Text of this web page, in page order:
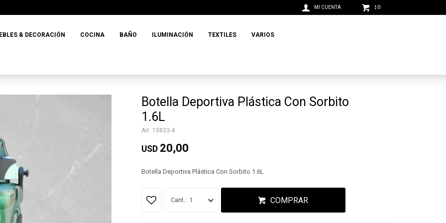
& DECORACIÓN COCINA BAÑO ILUMINACIÓN TEXTILES VARIOS
$ 0
Botella Deportiva Plástica Con Sorbito
1.6L
10833-4
USD 20,00
Botella Deportiva Plástica Con Sorbito 1.6L
1 COMPRAR